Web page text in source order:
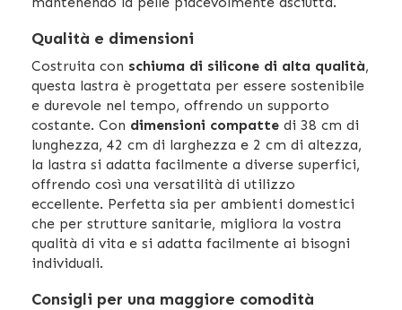
Qualità e dimensioni
Costruita con schiuma di silicone di alta qualità,
questa lastra è progettata per essere sostenibile
e durevole nel tempo, offrendo un supporto
costante. Con dimensioni compatte di 38 cm di
lunghezza, 42 cm di larghezza e 2 cm di altezza,
la lastra si adatta facilmente a diverse superfici,
offrendo così una versatilità di utilizzo
eccellente. Perfetta sia per ambienti domestici
che per strutture sanitarie, migliora la vostra
qualità di vita e si adatta facilmente ai bisogni
individuali.
Consigli per una maggiore comodità